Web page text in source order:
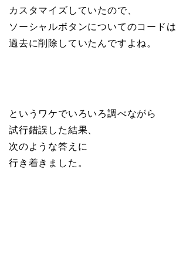
カスタマイズしていたので、
ソーシャルボタンについてのコードは
過去に削除していたんですよね。
というワケでいろいろ調べながら
試行錯誤した結果、
次のような答えに
行き着きました。